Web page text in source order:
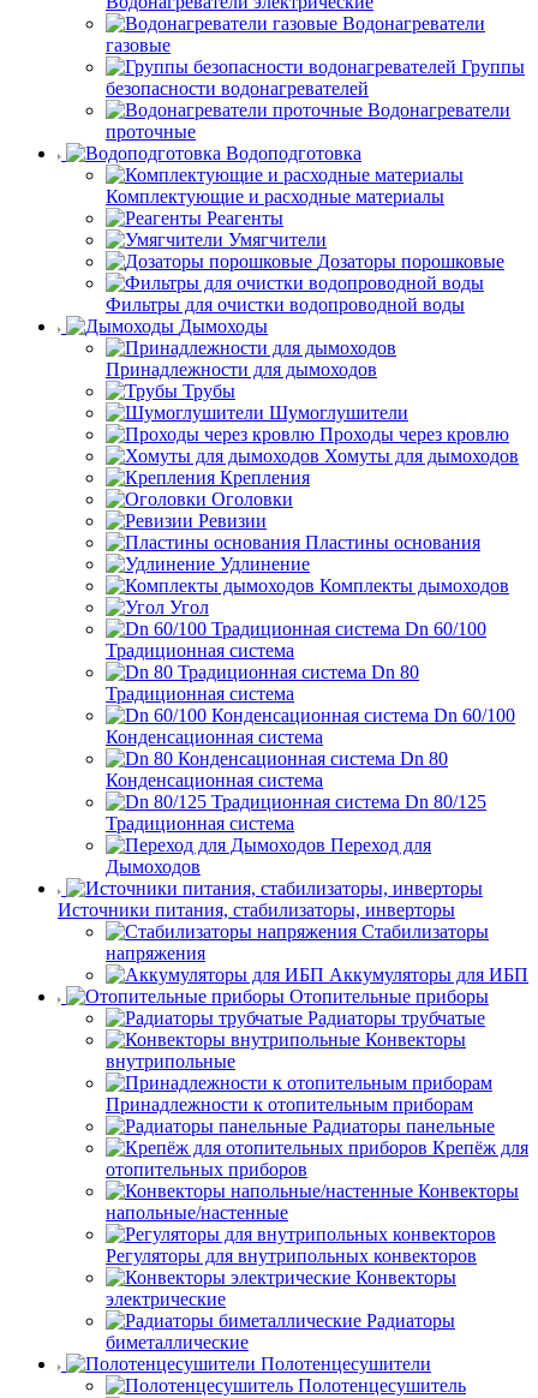
Водонагреватели
газовые
Группы
безопасности водонагревателей
Водонагреватели
проточные
Водоподготовка
Комплектующие и расходные материалы
Реагенты
Умягчители
Дозаторы порошковые
Фильтры для очистки водопроводной воды
Дымоходы
Принадлежности для дымоходов
Трубы
Шумоглушители
Проходы через кровлю
Хомуты для дымоходов
Крепления
Оголовки
Ревизии
Пластины основания
Удлинение
Комплекты дымоходов
Угол
Dn 60/100
Традиционная система
Dn 80
Традиционная система
Dn 60/100
Конденсационная система
Dn 80
Конденсационная система
Dn 80/125
Традиционная система
Переход для
Дымоходов
Источники питания, стабилизаторы, инверторы
Стабилизаторы
напряжения
Аккумуляторы для ИБП
Отопительные приборы
Радиаторы трубчатые
Конвекторы
внутрипольные
Принадлежности к отопительным приборам
Радиаторы панельные
Крепёж для
отопительных приборов
Конвекторы
напольные/настенные
Регуляторы для внутрипольных конвекторов
Конвекторы
электрические
Радиаторы
биметаллические
Полотенцесушители
Полотенцесушитель